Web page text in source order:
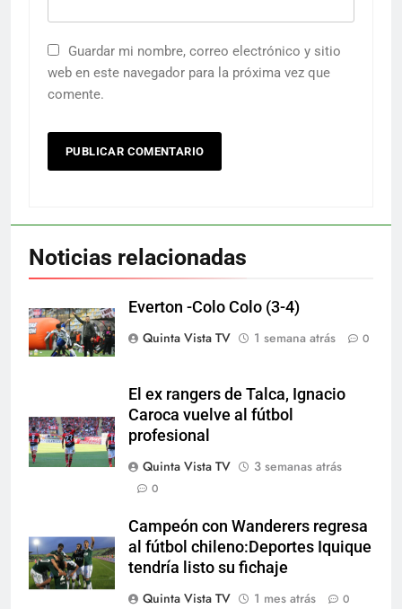
Guardar mi nombre, correo electrónico y sitio
web en este navegador para la próxima vez que
comente.
Noticias relacionadas
Everton -Colo Colo (3-4)
Quinta Vista TV
1 semana atrás 0
El ex rangers de Talca, Ignacio
Caroca vuelve al fútbol
profesional
Quinta Vista TV
3 semanas atrás
0
Campeón con Wanderers regresa
al fútbol chileno:Deportes Iquique
tendría listo su fichaje
Quinta Vista TV
1 mes atrás 0